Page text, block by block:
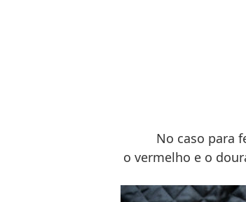
No caso para
o vermelho e o